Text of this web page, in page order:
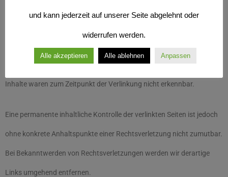
Verlinkung auf mögliche Rechtsverstöße überprüft. Rechtswidrige
Inhalte waren zum Zeitpunkt der Verlinkung nicht erkennbar.
Eine permanente inhaltliche Kontrolle der verlinkten Seiten ist jedoch
ohne konkrete Anhaltspunkte einer Rechtsverletzung nicht zumutbar.
Bei Bekanntwerden von Rechtsverletzungen werden wir derartige
Links umgehend entfernen.
und kann jederzeit auf unserer Seite abgelehnt oder
widerrufen werden.
Alle akzeptieren Alle ablehnen Anpassen